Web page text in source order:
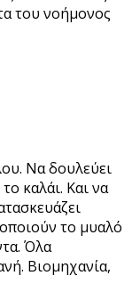
του νοήμονος
Να δουλεύει
καλάι. Και να
το μυαλό
Όλα
Βιομηχανία,